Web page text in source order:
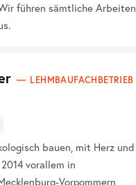
führen sämtliche Arbeiten
LEHMBAUFACHBETRIEB
bauen, mit Herz und
vorallem in
Vorpommern